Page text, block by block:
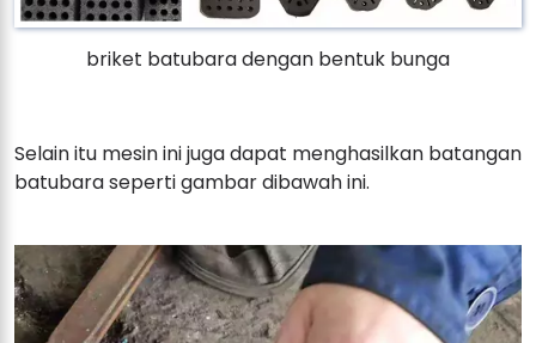
briket batubara dengan bentuk bunga
Selain itu mesin ini juga dapat menghasilkan batangan
batubara seperti gambar dibawah ini.